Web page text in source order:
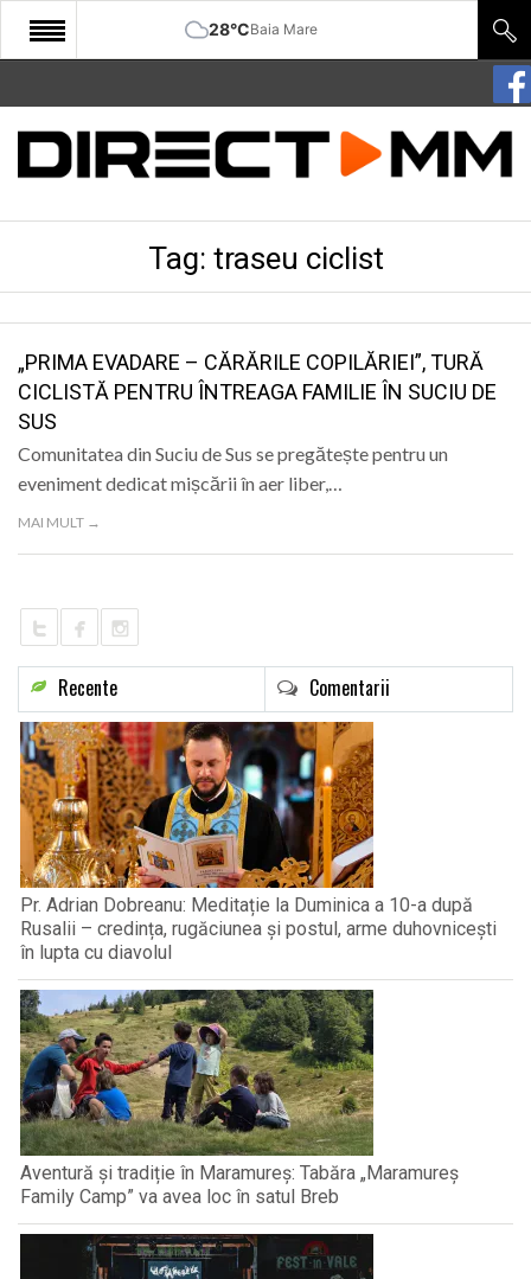
28°CBaia Mare
START
COMUNITATE
SANATATE
SPORT
SPECIAL
Tag: traseu ciclist
„PRIMA EVADARE – CĂRĂRILE COPILĂRIEI”, TURĂ
CICLISTĂ PENTRU ÎNTREAGA FAMILIE ÎN SUCIU DE
SUS
Comunitatea din Suciu de Sus se pregătește pentru un
eveniment dedicat mișcării în aer liber,…
MAI MULT →
Recente Comentarii
Pr. Adrian Dobreanu: Meditație la Duminica a 10-a după
Rusalii – credința, rugăciunea și postul, arme duhovnicești
în lupta cu diavolul
Aventură și tradiție în Maramureș: Tabăra „Maramureș
Family Camp” va avea loc în satul Breb